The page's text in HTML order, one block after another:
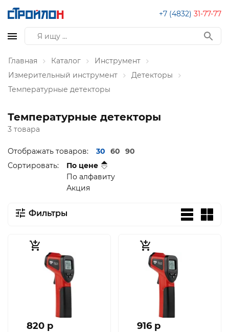
+7 (4832) 31-77-77
Главная Каталог
Инструмент
Измерительный инструмент
Детекторы
Температурные детекторы
Температурные детекторы
3 товара
Отображать товаров: 30 60
90
Сортировать:
По цене
По алфавиту
Акция
Фильтры
820 p 916 p